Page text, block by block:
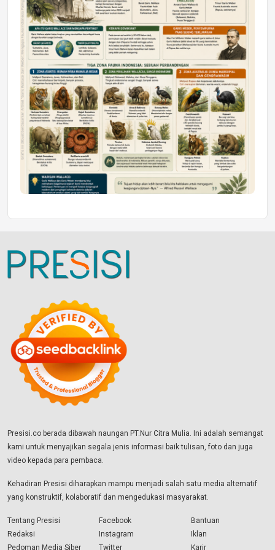
Presisi.co berada dibawah naungan PT.Nur Citra Mulia. Ini adalah semangat
kami untuk menyajikan segala jenis informasi baik tulisan, foto dan juga
video kepada para pembaca.
Kehadiran Presisi diharapkan mampu menjadi salah satu media alternatif
yang konstruktif, kolaboratif dan mengedukasi masyarakat.
Tentang Presisi
Redaksi
Pedoman Media Siber
Facebook
Instagram
Twitter
Bantuan
Iklan
Karir